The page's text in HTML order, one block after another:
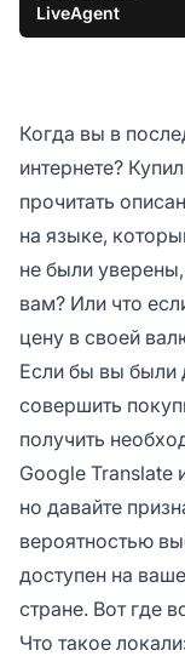
LiveAgent
Когда вы в
интернете?
прочитать
на языке,
не были
вам? Или что
цену в своей
Если бы вы были
совершить
получить
Google Translate
но давайте
вероятностью
доступен на
стране. Вот где
Что такое